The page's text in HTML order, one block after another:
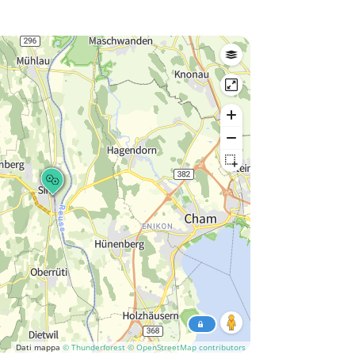
Dati mappa © Thunderforest © OpenStreetMap contributors